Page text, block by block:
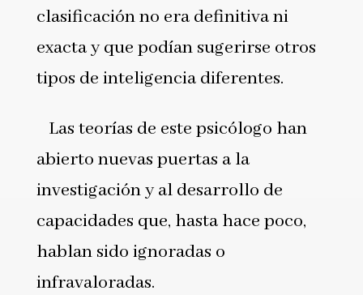
clasificación no era definitiva ni
exacta y que podían sugerirse otros
tipos de inteligencia diferentes.
Las teorías de este psicólogo han
abierto nuevas puertas a la
investigación y al desarrollo de
capacidades que, hasta hace poco,
hablan sido ignoradas o
infravaloradas.